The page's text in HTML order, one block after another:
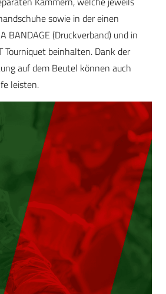
sowie in der einen
BANDAGE (Druckverband) und in
Tourniquet beinhalten. Dank der
auf dem Beutel können auch
leisten.